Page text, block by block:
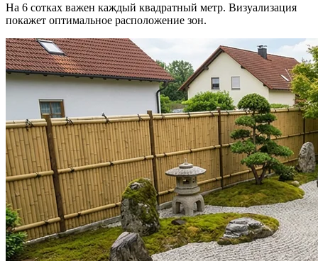
На 6 сотках важен каждый квадратный метр. Визуализация
покажет оптимальное расположение зон.